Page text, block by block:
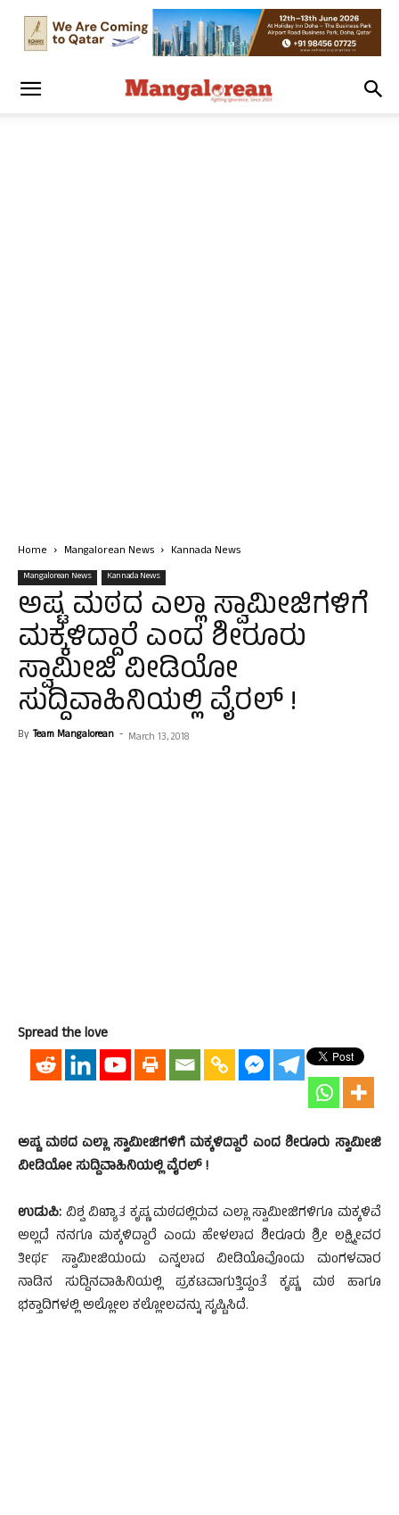
Home Mangalorean News Kannada News
Mangalorean News Kannada News
ಅಷ್ಟ ಮಠದ ಎಲ್ಲಾ ಸ್ವಾಮೀಜಿಗಳಿಗೆ
ಮಕ್ಕಳಿದ್ದಾರೆ ಎಂದ ಶೀರೂರು
ಸ್ವಾಮೀಜಿ ವೀಡಿಯೋ
ಸುದ್ದಿವಾಹಿನಿಯಲ್ಲಿ ವೈರಲ್ !
By Team Mangalorean - March 13, 2018
Spread the love
ಅಷ್ಟ ಮಠದ ಎಲ್ಲಾ ಸ್ವಾಮೀಜಿಗಳಿಗೆ ಮಕ್ಕಳಿದ್ದಾರೆ ಎಂದ ಶೀರೂರು ಸ್ವಾಮೀಜಿ
ವೀಡಿಯೋ ಸುದ್ದಿವಾಹಿನಿಯಲ್ಲಿ ವೈರಲ್ !
ಉಡುಪಿ: ವಿಶ್ವ ವಿಖ್ಯಾತ ಕೃಷ್ಣ ಮಠದಲ್ಲಿರುವ ಎಲ್ಲಾ ಸ್ವಾಮೀಜಿಗಳಿಗೂ ಮಕ್ಕಳಿವೆ
ಅಲ್ಲದೆ ನನಗೂ ಮಕ್ಕಳಿದ್ದಾರೆ ಎಂದು ಹೇಳಲಾದ ಶೀರೂರು ಶ್ರೀ ಲಕ್ಷ್ಮೀವರ
ತೀರ್ಥ ಸ್ವಾಮೀಜಿಯಂದು ಎನ್ನಲಾದ ವೀಡಿಯೊವೊಂದು ಮಂಗಳವಾರ
ನಾಡಿನ ಸುದ್ದಿನವಾಹಿನಿಯಲ್ಲಿ ಪ್ರಕಟವಾಗುತ್ತಿದ್ದಂತೆ ಕೃಷ್ಣ ಮಠ ಹಾಗೂ
ಭಕ್ತಾದಿಗಳಲ್ಲಿ ಅಲ್ಲೋಲ ಕಲ್ಲೋಲವನ್ನು ಸೃಷ್ಟಿಸಿದೆ.